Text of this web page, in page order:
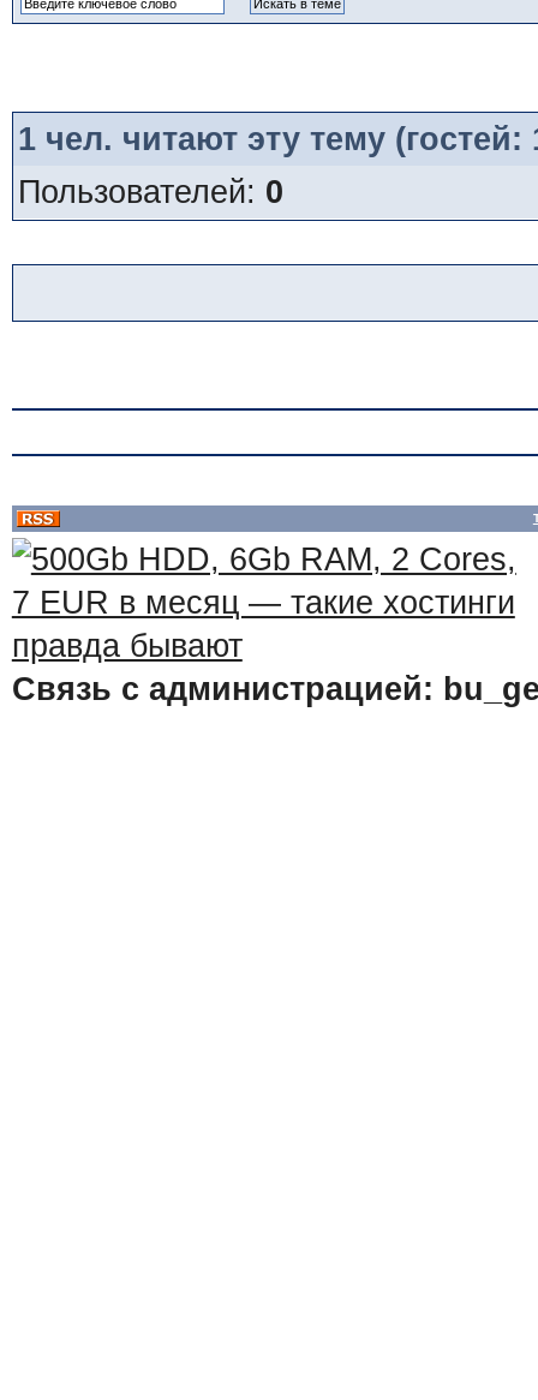
1чел. читают эту тему
Пользователей: 0
Связь с администрацией: